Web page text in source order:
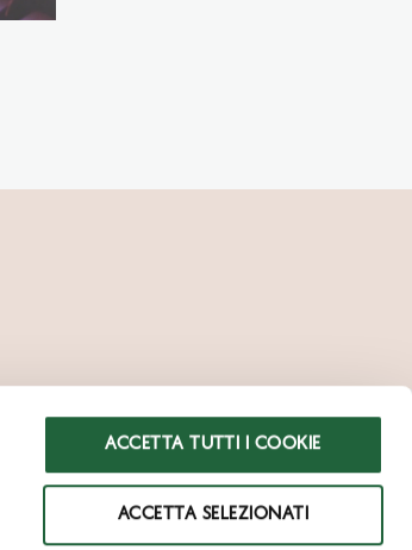
ACCETTA TUTTI I COOKIE
ACCETTA SELEZIONATI
ACCESSIBILITÀ
PRIVACY & COOKIES